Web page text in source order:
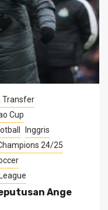
Transfer
Cup
Inggris
24/25
Ange